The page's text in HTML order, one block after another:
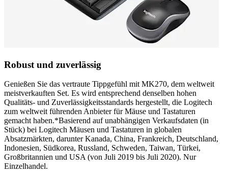
Robust und zuverlässig
Genießen Sie das vertraute Tippgefühl mit MK270, dem weltweit
meistverkauften Set. Es wird entsprechend denselben hohen
Qualitäts- und Zuverlässigkeitsstandards hergestellt, die Logitech
zum weltweit führenden Anbieter für Mäuse und Tastaturen
gemacht haben.*Basierend auf unabhängigen Verkaufsdaten (in
Stück) bei Logitech Mäusen und Tastaturen in globalen
Absatzmärkten, darunter Kanada, China, Frankreich, Deutschland,
Indonesien, Südkorea, Russland, Schweden, Taiwan, Türkei,
Großbritannien und USA (von Juli 2019 bis Juli 2020). Nur
Einzelhandel.